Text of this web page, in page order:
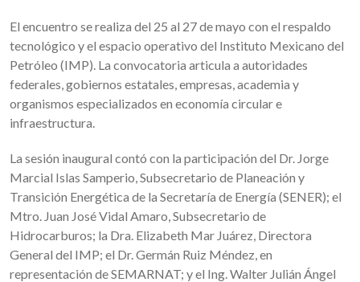
El encuentro se realiza del 25 al 27 de mayo con el respaldo
tecnológico y el espacio operativo del Instituto Mexicano del
Petróleo (IMP). La convocatoria articula a autoridades
federales, gobiernos estatales, empresas, academia y
organismos especializados en economía circular e
infraestructura.
La sesión inaugural contó con la participación del Dr. Jorge
Marcial Islas Samperio, Subsecretario de Planeación y
Transición Energética de la Secretaría de Energía (SENER); el
Mtro. Juan José Vidal Amaro, Subsecretario de
Hidrocarburos; la Dra. Elizabeth Mar Juárez, Directora
General del IMP; el Dr. Germán Ruiz Méndez, en
representación de SEMARNAT; y el Ing. Walter Julián Ángel